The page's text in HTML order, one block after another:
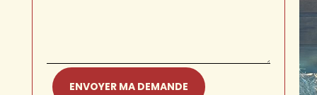
ENVOYER MA DEMANDE